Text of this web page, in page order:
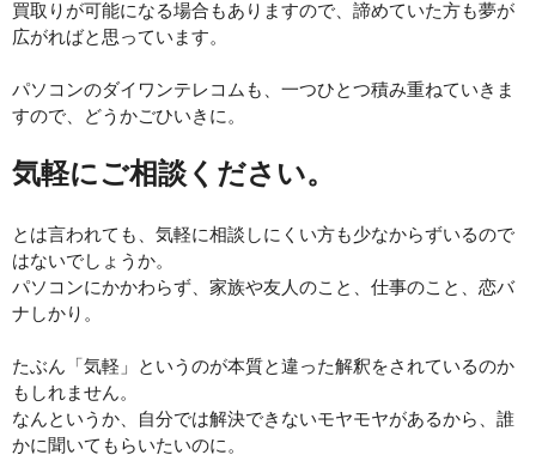
買取りが可能になる場合もありますので、諦めていた方も夢が
広がればと思っています。
パソコンのダイワンテレコムも、一つひとつ積み重ねていきま
すので、どうかごひいきに。
気軽にご相談ください。
とは言われても、気軽に相談しにくい方も少なからずいるので
はないでしょうか。
パソコンにかかわらず、家族や友人のこと、仕事のこと、恋バ
ナしかり。
たぶん「気軽」というのが本質と違った解釈をされているのか
もしれません。
なんというか、自分では解決できないモヤモヤがあるから、誰
かに聞いてもらいたいのに。